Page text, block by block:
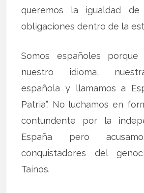
queremos la igualdad
obligaciones dentro de la
Somos españoles porque
nuestro idioma,
española y llamamos a
Patria”. No luchamos en
contundente por la
España pero
conquistadores del
Tainos.